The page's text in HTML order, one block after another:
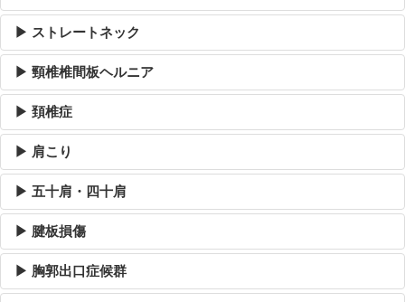
▶ ストレートネック
▶ 頸椎椎間板ヘルニア
▶ 頚椎症
▶ 肩こり
▶ 五十肩・四十肩
▶ 腱板損傷
▶ 胸郭出口症候群